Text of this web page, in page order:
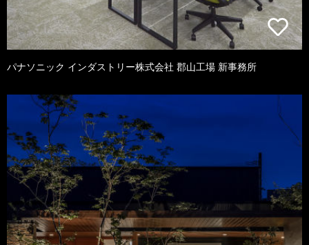
パナソニック インダストリー株式会社 郡山工場 新事務所